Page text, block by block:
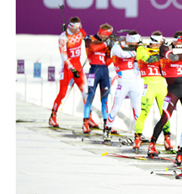
Сочи прошло
российским
Так, Виктор
удостоены ордена
Отечеством» IV
больше не было